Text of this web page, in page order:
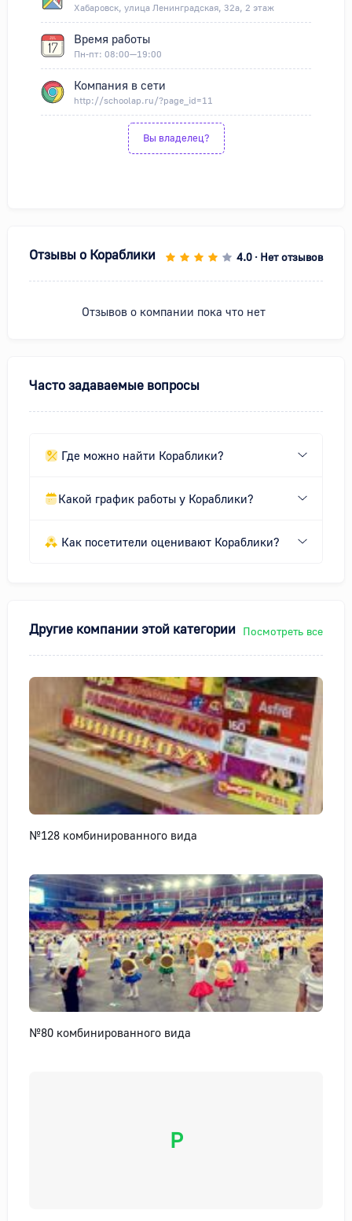
Хабаровск, улица Ленинградская, 32а, 2 этаж
Время работы
Пн-пт: 08:00—19:00
Компания в сети
http://schoolap.ru/?page_id=11
Вы владелец?
Отзывы о Кораблики 4.0 • Нет отзывов
Отзывов о компании пока что нет
Часто задаваемые вопросы
Где можно найти Кораблики?
Какой график работы у Кораблики?
Как посетители оценивают Кораблики?
Другие компании этой категории Посмотреть все
№128 комбинированного вида
№80 комбинированного вида
Р